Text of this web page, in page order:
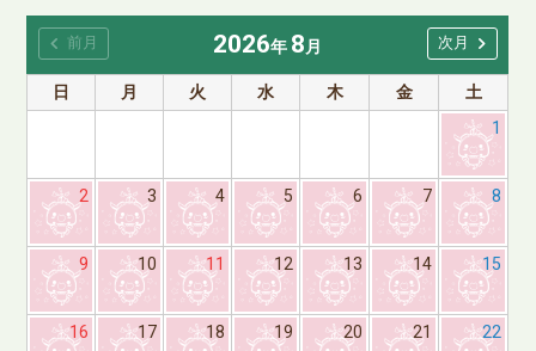
2026年8月
日
月 火 水 木 金
土
1
2 3 4 5 6 7 8
9 10 11 12 13 14 15
16 17 18 19 20 21 22
chevron_left 前月 次月 chevron_right